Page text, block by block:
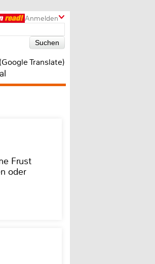
Anmelden
Translate)
Frust
oder